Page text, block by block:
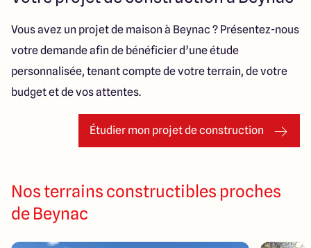
Vous avez un projet de maison à Beynac ? Présentez-nous
votre demande afin de bénéficier d’une étude
personnalisée, tenant compte de votre terrain, de votre
budget et de vos attentes.
Étudier mon projet de construction
Nos terrains constructibles proches
de Beynac